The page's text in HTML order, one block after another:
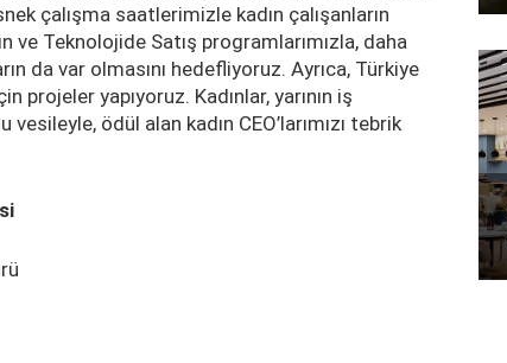
çalışma saatlerimizle kadın çalışanların
ve Teknolojide Satış programlarımızla, daha
da var olmasını hedefliyoruz. Ayrıca, Türkiye
projeler yapıyoruz. Kadınlar, yarının iş
ödül alan kadın CEO’larımızı tebrik